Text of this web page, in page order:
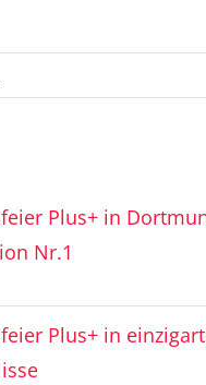
Plus+ in
Nr.1
Plus+ in